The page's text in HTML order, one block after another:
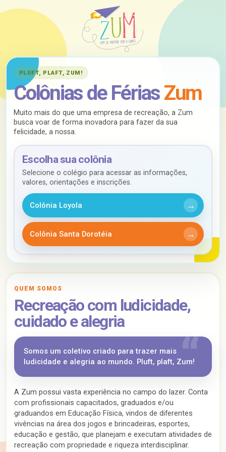
PLUFT, PLAFT, ZUM!
Colônias de FériasZum
Muito mais do que uma empresa de recreação, a Zum
busca voar de forma inovadora para fazer da sua
felicidade, a nossa.
Escolha sua colônia
Selecione o colégio para acessar as informações,
valores, orientações e inscrições.
Colônia Loyola
Colônia Santa Dorotéia
QUEM SOMOS
Recreação com ludicidade,
cuidado e alegria
Somos um coletivo criado para trazer mais
ludicidade e alegria ao mundo. Pluft, plaft, Zum!
A Zum possui vasta experiência no campo do lazer. Conta
com profissionais capacitados, graduados e/ou
graduandos em Educação Física, vindos de diferentes
vivências na área dos jogos e brincadeiras, esportes,
educação e gestão, que planejam e executam atividades de
recreação com propriedade e riqueza interdisciplinar.